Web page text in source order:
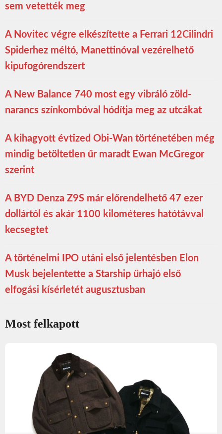
sem vetették meg
A Novitec végre elkészítette a Ferrari 12Cilindri
Spiderhez méltó, Manettinóval vezérelhető
kipufogórendszert
A New Balance 740 most egy vibráló zöld-
narancs színkombóval hódítja meg az utcákat
A kihagyott évtized Obi-Wan történetében még
mindig betöltetlen űr maradt Ewan McGregor
szerint
A BYD Denza Z9S már előrendelhető 47 ezer
dollártól és akár 1100 kilométeres hatótávval
kecsegtet
A történelmi IPO utáni első jelentésben Elon
Musk bejelentette a Starship űrhajó első
elfogási kísérletét augusztusban
Most felkapott